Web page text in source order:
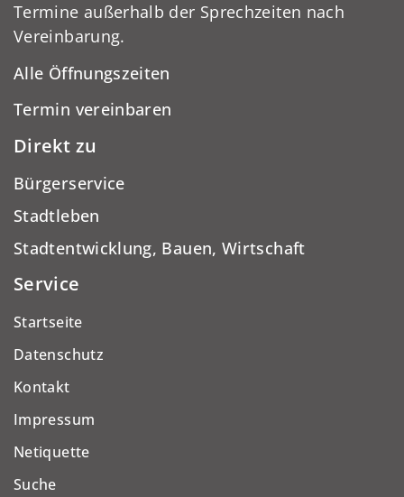
Termine außerhalb der Sprechzeiten nach
Vereinbarung.
Alle Öffnungszeiten
Termin vereinbaren
Direkt zu
Bürgerservice
Stadtleben
Stadtentwicklung, Bauen, Wirtschaft
Service
Startseite
Datenschutz
Kontakt
Impressum
Netiquette
Suche